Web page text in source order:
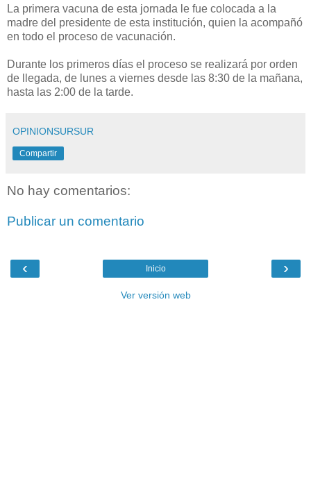
La primera vacuna de esta jornada le fue colocada a la
madre del presidente de esta institución, quien la acompañó
en todo el proceso de vacunación.
Durante los primeros días el proceso se realizará por orden
de llegada, de lunes a viernes desde las 8:30 de la mañana,
hasta las 2:00 de la tarde.
OPINIONSURSUR
Compartir
No hay comentarios:
Publicar un comentario
‹ ›
Inicio
Ver versión web